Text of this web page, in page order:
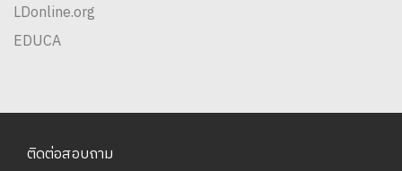
LDonline.org
EDUCA
ติดต่อสอบถาม